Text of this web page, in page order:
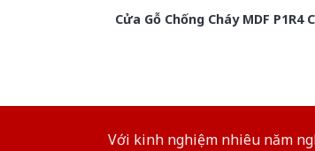
Cửa Gỗ Chống Cháy MDF P1R4
Với kinh nghiệm nhiêu năm